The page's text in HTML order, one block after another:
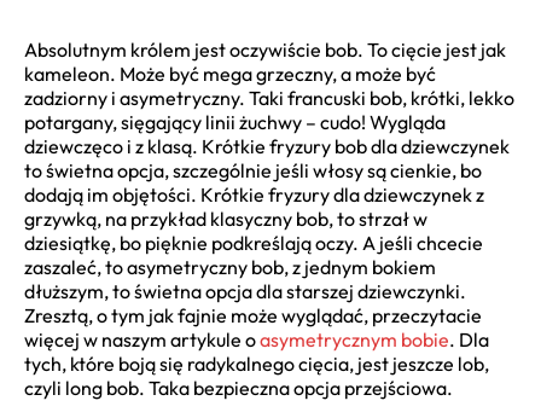
Absolutnym królem jest oczywiście bob. To cięcie jest jak
kameleon. Może być mega grzeczny, a może być
zadziorny i asymetryczny. Taki francuski bob, krótki, lekko
potargany, sięgający linii żuchwy – cudo! Wygląda
dziewczęco i z klasą. Krótkie fryzury bob dla dziewczynek
to świetna opcja, szczególnie jeśli włosy są cienkie, bo
dodają im objętości. Krótkie fryzury dla dziewczynek z
grzywką, na przykład klasyczny bob, to strzał w
dziesiątkę, bo pięknie podkreślają oczy. A jeśli chcecie
zaszaleć, to asymetryczny bob, z jednym bokiem
dłuższym, to świetna opcja dla starszej dziewczynki.
Zresztą, o tym jak fajnie może wyglądać, przeczytacie
więcej w naszym artykule oasymetrycznym bobie. Dla
tych, które boją się radykalnego cięcia, jest jeszcze lob,
czyli long bob. Taka bezpieczna opcja przejściowa.